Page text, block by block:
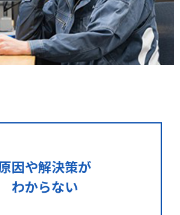
因や解決策が
わからない